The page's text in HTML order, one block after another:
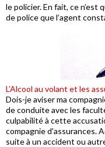
le policier. En fait, ce n’est
de police que l’agent
L’Alcool au volant et les
Dois-je aviser ma
de conduite avec les
culpabilité à cette
compagnie d'assurances.
suite à un accident ou